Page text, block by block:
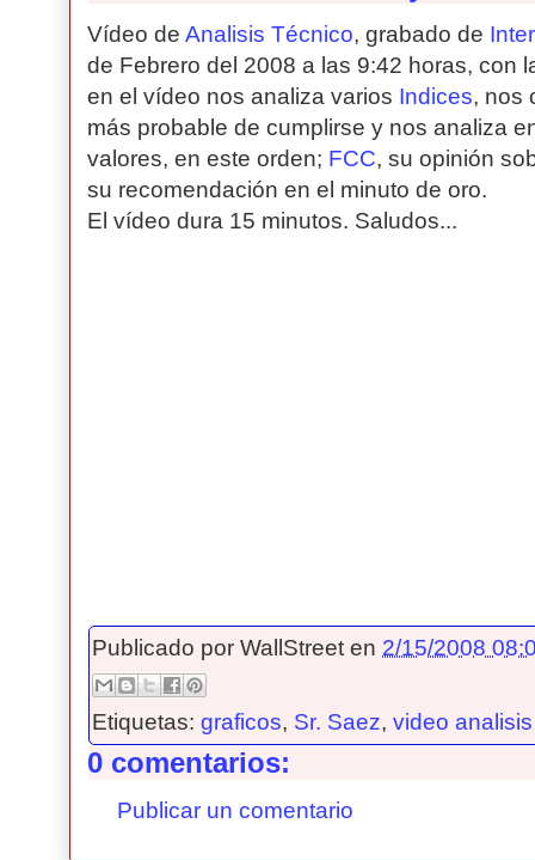
Vídeo deAnalisis Técnico, grabado de
de Febrero del 2008 a las 9:42 horas, con
en el vídeo nos analiza varios Indices, nos
más probable de cumplirse y nos analiza
valores, en este orden; FCC, su opinión
su recomendación en el minuto de oro.
El vídeo dura 15 minutos. Saludos...
Publicado porWallStreet en 2/15/2008
Etiquetas:graficos, Sr. Saez,video
0 comentarios:
Publicar un comentario